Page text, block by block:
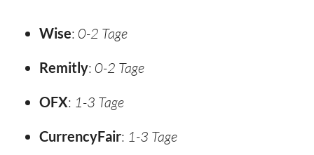
Wise: 0-2 Tage
Remitly: 0-2 Tage
OFX: 1-3 Tage
CurrencyFair: 1-3 Tage